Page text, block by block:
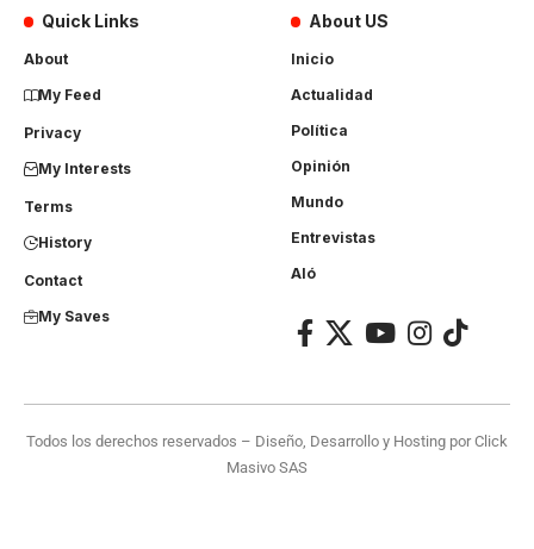
Quick Links
About
My Feed
Privacy
My Interests
Terms
History
Contact
My Saves
About US
Inicio
Actualidad
Política
Opinión
Mundo
Entrevistas
Aló
Todos los derechos reservados – Diseño, Desarrollo y Hosting porClick
Masivo SAS